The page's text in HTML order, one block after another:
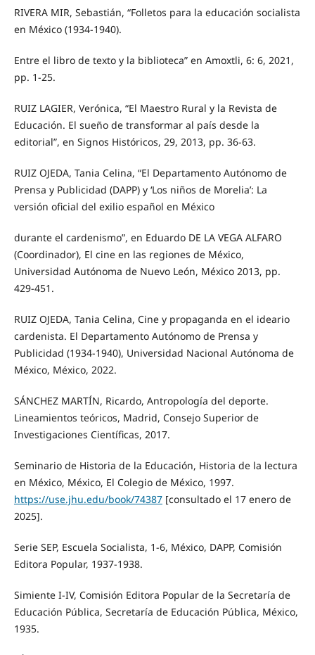
RIVERA MIR, Sebastián, “Folletos para la educación socialista
en México (1934-1940).
Entre el libro de texto y la biblioteca” en Amoxtli, 6: 6, 2021,
pp. 1-25.
RUIZ LAGIER, Verónica, “El Maestro Rural y la Revista de
Educación. El sueño de transformar al país desde la
editorial”, en Signos Históricos, 29, 2013, pp. 36-63.
RUIZ OJEDA, Tania Celina, “El Departamento Autónomo de
Prensa y Publicidad (DAPP) y ‘Los niños de Morelia’: La
versión oficial del exilio español en México
durante el cardenismo”, en Eduardo DE LA VEGA ALFARO
(Coordinador), El cine en las regiones de México,
Universidad Autónoma de Nuevo León, México 2013, pp.
429-451.
RUIZ OJEDA, Tania Celina, Cine y propaganda en el ideario
cardenista. El Departamento Autónomo de Prensa y
Publicidad (1934-1940), Universidad Nacional Autónoma de
México, México, 2022.
SÁNCHEZ MARTÍN, Ricardo, Antropología del deporte.
Lineamientos teóricos, Madrid, Consejo Superior de
Investigaciones Científicas, 2017.
Seminario de Historia de la Educación, Historia de la lectura
en México, México, El Colegio de México, 1997.
https://use.jhu.edu/book/74387[consultado el 17 enero de
2025].
Serie SEP, Escuela Socialista, 1-6, México, DAPP, Comisión
Editora Popular, 1937-1938.
Simiente I-IV, Comisión Editora Popular de la Secretaría de
Educación Pública, Secretaría de Educación Pública, México,
1935.